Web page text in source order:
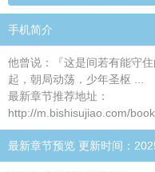
手机简介
他曾说：『这是间若有能守
起，朝局动荡．少年圣枢 ...
最新章节推荐地址：
http://m.bishisujiao.com/
最新章节预览 更新时间：